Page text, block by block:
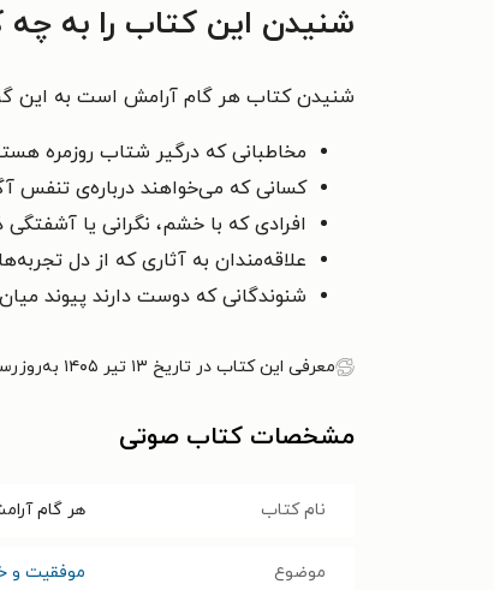
شنیدن این کتاب را به
شنیدن کتاب هر گام آرامش است به این
مخاطبانی که درگیر شتاب روزمره
کسانی که می‌خواهند درباره‌ی تنفس
افرادی که با خشم، نگرانی یا
علاقه‌مندان به آثاری که از دل
شنوندگانی که دوست دارند پیوند
معرفی این کتاب در تاریخ ۱۳ تیر ۱۴۰۵ به‌روزرسانی شده است.
مشخصات کتاب صوتی
نام کتاب هر گام
موضوع موفقیت و